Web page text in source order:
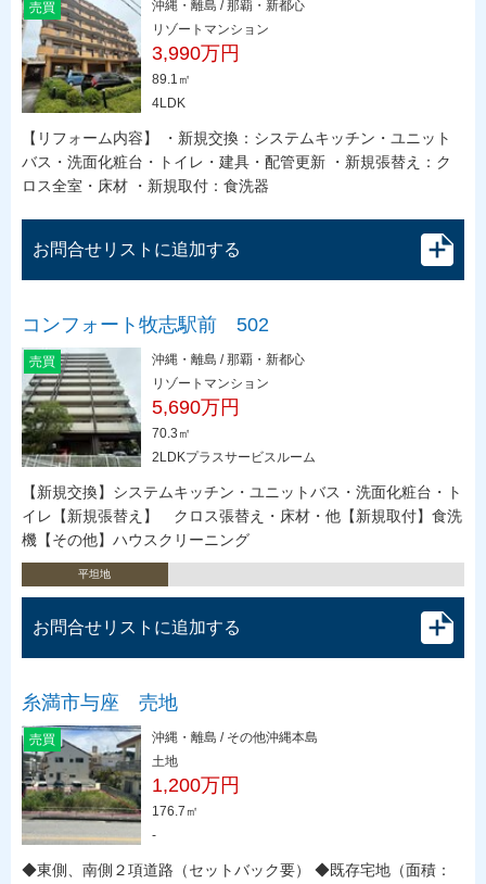
売買
沖縄・離島 / 那覇・新都心
リゾートマンション
3,990万円
89.1㎡
4LDK
【リフォーム内容】 ・新規交換：システムキッチン・ユニット
バス・洗面化粧台・トイレ・建具・配管更新 ・新規張替え：ク
ロス全室・床材 ・新規取付：食洗器
お問合せリストに追加する
コンフォート牧志駅前 502
売買
沖縄・離島 / 那覇・新都心
リゾートマンション
5,690万円
70.3㎡
2LDKプラスサービスルーム
【新規交換】システムキッチン・ユニットバス・洗面化粧台・ト
イレ【新規張替え】 クロス張替え・床材・他【新規取付】食洗
機【その他】ハウスクリーニング
平坦地
お問合せリストに追加する
糸満市与座 売地
売買
沖縄・離島 / その他沖縄本島
土地
1,200万円
176.7㎡
-
◆東側、南側２項道路（セットバック要） ◆既存宅地（面積：